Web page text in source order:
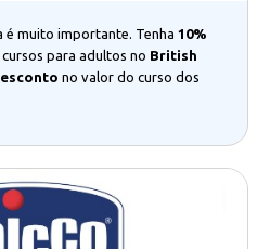
é muito importante. Tenha 10%
para adultos no British
no valor do curso dos